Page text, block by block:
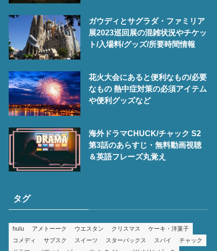
ガウディとサグラダ・ファミリア
展2023巡回展の混雑状況やチケッ
ト/入場料/グッズ/所要時間情報
花火大会にあると便利なもの/必要
なもの 熱中症対策の必須アイテム
や便利グッズなど
海外ドラマCHUCK/チャック S2
第3話のあらすじ・無料動画視聴
＆英語フレーズ丸覚え
タグ
hulu アメトーーク ウエスタン クリスマス
ケーキ・洋菓子
コメディ
サブスク スイーツ スターバックス スパイ
チャック